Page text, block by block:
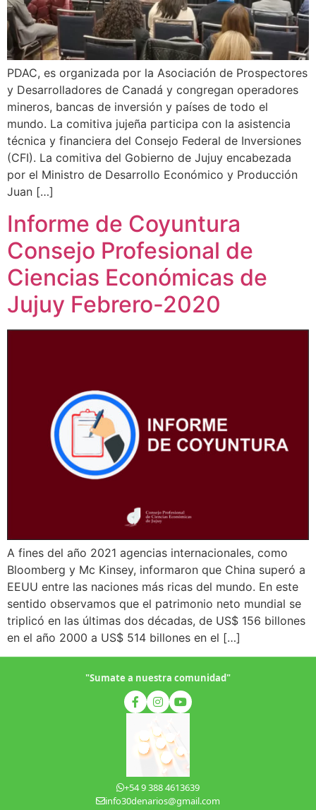
PDAC, es organizada por la Asociación de Prospectores
y Desarrolladores de Canadá y congregan operadores
mineros, bancas de inversión y países de todo el
mundo. La comitiva jujeña participa con la asistencia
técnica y financiera del Consejo Federal de Inversiones
(CFI). La comitiva del Gobierno de Jujuy encabezada
por el Ministro de Desarrollo Económico y Producción
Juan […]
Informe de Coyuntura
Consejo Profesional de
Ciencias Económicas de
Jujuy Febrero-2020
A fines del año 2021 agencias internacionales, como
Bloomberg y Mc Kinsey, informaron que China superó a
EEUU entre las naciones más ricas del mundo. En este
sentido observamos que el patrimonio neto mundial se
triplicó en las últimas dos décadas, de US$ 156 billones
en el año 2000 a US$ 514 billones en el […]
"Sumate a nuestra comunidad"
+54 9 388 4613639
info30denarios@gmail.com